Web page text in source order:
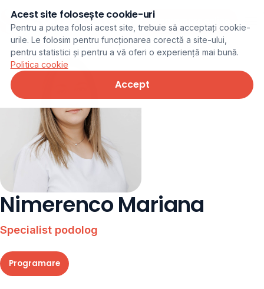
Programare online
Nimerenco Mariana
Specialist podolog
Programare
Acest site folosește cookie-uri
Pentru a putea folosi acest site, trebuie să acceptați cookie-
urile. Le folosim pentru funcționarea corectă a site-ului,
pentru statistici și pentru a vă oferi o experiență mai bună.
Politica cookie
Accept